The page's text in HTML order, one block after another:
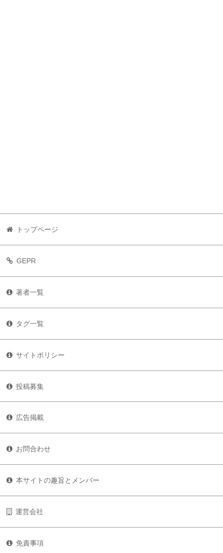
トップページ
GEPR
著者一覧
タグ一覧
サイトポリシー
投稿募集
広告掲載
お問合わせ
本サイトの趣旨とメンバー
運営会社
免責事項